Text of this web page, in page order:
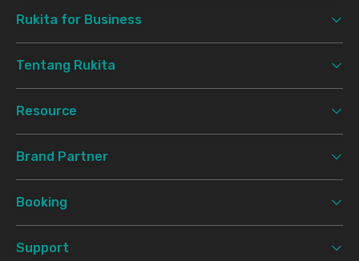
Rukita for Business
Tentang Rukita
Resource
Brand Partner
Booking
Support